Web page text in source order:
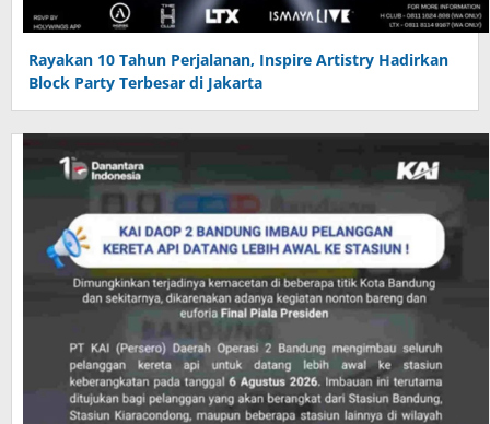
Rayakan 10 Tahun Perjalanan, Inspire Artistry Hadirkan
Block Party Terbesar di Jakarta